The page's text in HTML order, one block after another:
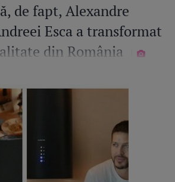
de fapt, Alexandre
Esca a transformat
din România